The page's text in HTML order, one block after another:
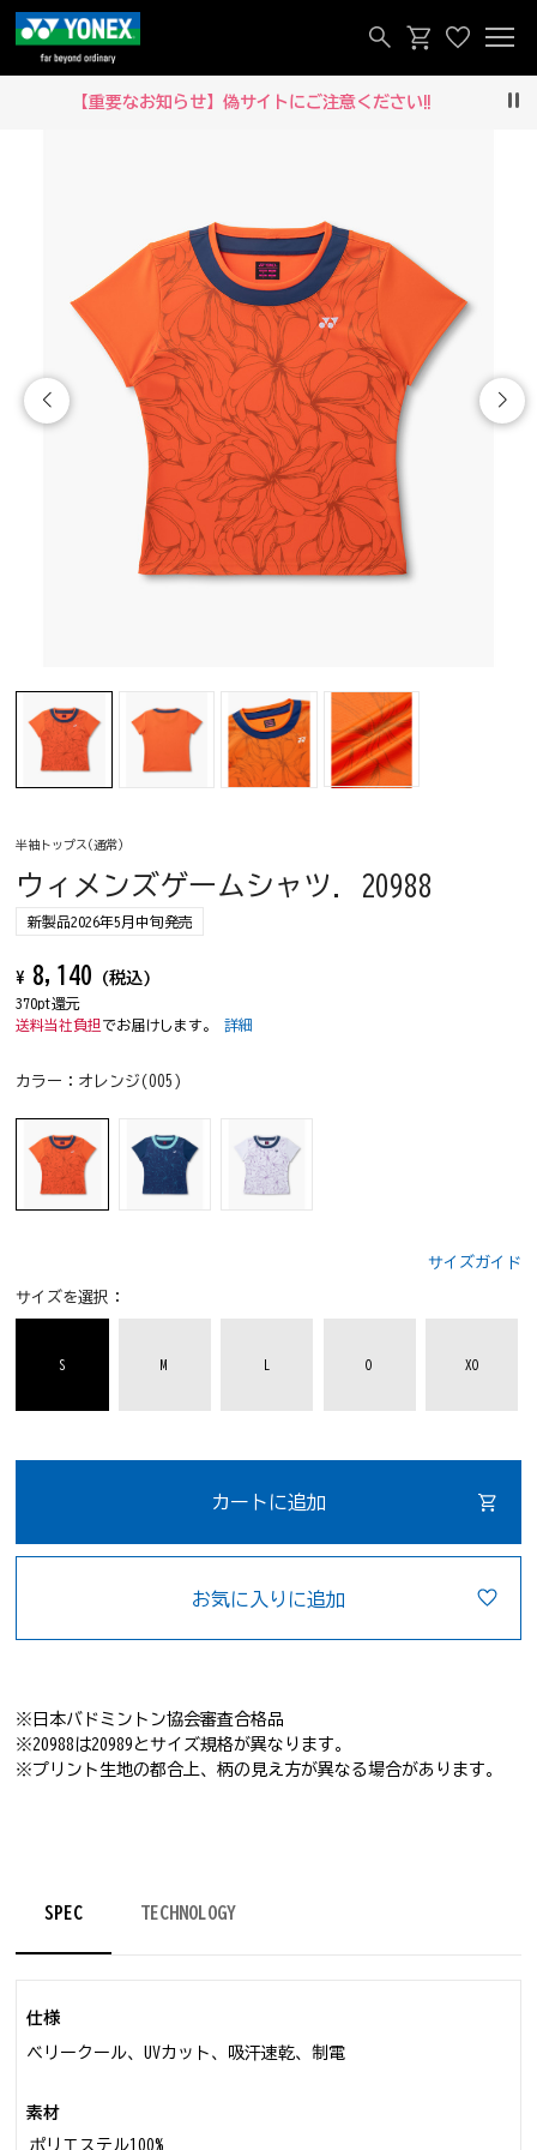
【重要なお知らせ】偽サイトにご注意ください‼
半袖トップス(通常)
ウィメンズゲームシャツ. 20988
新製品2026年5月中旬発売
¥ 8,140 (税込)
370pt還元
送料当社負担 でお届けします。詳細
カラー： オレンジ(005)
サイズガイド
サイズを選択：
S M O XO
カートに追加
お気に入りに追加
※日本バドミントン協会審査合格品
※20988は20989とサイズ規格が異なります。
※プリント生地の都合上、柄の見え方が異なる場合があります。
SPEC TECHNOLOGY
仕様
ベリークール、UVカット、吸汗速乾、制電
素材
ポリエステル100%